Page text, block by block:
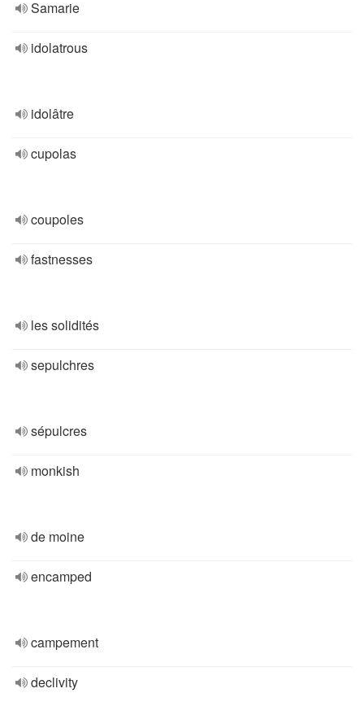
Samarie
idolatrous
idolâtre
cupolas
coupoles
fastnesses
les solidités
sepulchres
sépulcres
monkish
de moine
encamped
campement
declivity